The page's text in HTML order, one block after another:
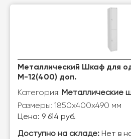
Металлический Шкаф для
М-12(400) доп.
Категория: Металлические
Размеры: 1850х400х490 мм
Цена: 9 614 руб.
Доступно на складе: Нет в